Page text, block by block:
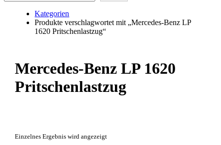
Kategorien
Produkte verschlagwortet mit „Mercedes-Benz LP
1620 Pritschenlastzug“
Mercedes-Benz LP 1620
Pritschenlastzug
Einzelnes Ergebnis wird angezeigt